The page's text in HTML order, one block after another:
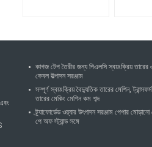
কাগজ টেপ তৈরীর জন্য পিএলসি স্বয়ংক্রিয় তারের
কেবল উত্পাদন সরঞ্জাম
সম্পূর্ণ স্বয়ংক্রিয় বৈদ্যুতিক তারের মেশিন,
তারের মেকিং মেশিন কম শব্দ
ট্র্যাফোর্ডেড ওয়্যার উৎপাদন সরঞ্জাম পেপার মোড়ানো
পে অফ স্ট্যান্ড সঙ্গে